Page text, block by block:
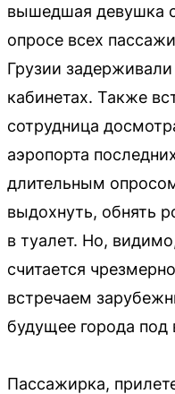
вышедшая девушка
опросе всех
Грузии
кабинетах. Также
сотрудница
аэропорта
длительным
выдохнуть, обнять
в туалет. Но,
считается
встречаем
будущее города
Пассажирка,